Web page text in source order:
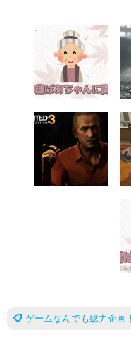
ゲームなんでも総力企画！